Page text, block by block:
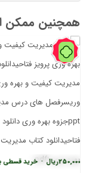
همچنین ممکن
41%
• خرید قسطی با ترب‌پی